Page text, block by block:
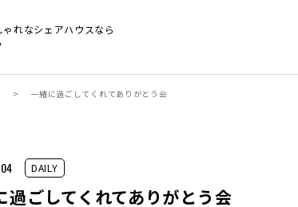
れなシェアハウスなら
> 一緒に過ごしてくれてありがとう会
DAILY
過ごしてくれてありがとう会